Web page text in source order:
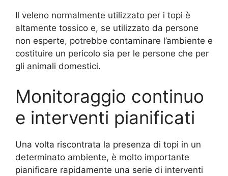
Il veleno normalmente utilizzato per i topi è
altamente tossico e, se utilizzato da persone
non esperte, potrebbe contaminare l’ambiente e
costituire un pericolo sia per le persone che per
gli animali domestici.
Monitoraggio continuo
e interventi pianificati
Una volta riscontrata la presenza di topi in un
determinato ambiente, è molto importante
pianificare rapidamente una serie di interventi